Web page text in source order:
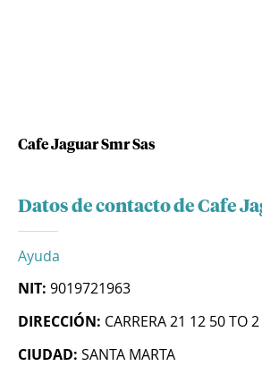
Cafe Jaguar Smr Sas
Datos de contacto de Cafe
Ayuda
NIT: 9019721963
DIRECCIÓN: CARRERA 21 12 50 TO
CIUDAD: SANTA MARTA